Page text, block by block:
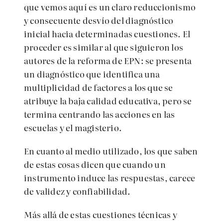
que vemos aquí es un claro reduccionismo
y consecuente desvío del diagnóstico
inicial hacia determinadas cuestiones. El
proceder es similar al que siguieron los
autores de la reforma de EPN: se presenta
un diagnóstico que identifica una
multiplicidad de factores a los que se
atribuye la baja calidad educativa, pero se
termina centrando las acciones en las
escuelas y el magisterio.
En cuanto al medio utilizado, los que saben
de estas cosas dicen que cuando un
instrumento induce las respuestas, carece
de validez y confiabilidad.
Más allá de estas cuestiones técnicas y